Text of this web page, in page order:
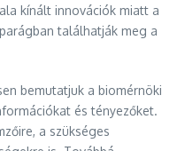
kínált innovációk miatt a
találhatják meg a
bemutatjuk a biomérnöki
és tényezőket.
a szükséges